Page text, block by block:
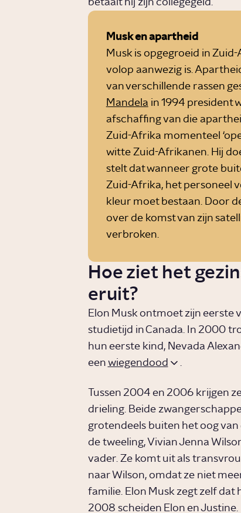
betaalt hij zijn collegegeld.
Musk en apartheid
Musk is opgegroeid in
volop aanwezig is.
van verschillende rassen
Mandela in 1994 president
afschaffing van die
Zuid-Afrika momenteel
witte Zuid-Afrikanen. Hij
stelt dat wanneer grote
Zuid-Afrika, het personeel
kleur moet bestaan. Door
over de komst van zijn
verbroken.
Hoe ziet het
eruit?
Elon Musk ontmoet zijn eerste
studietijd in Canada. In 2000
hun eerste kind, Nevada
een wiegendood
Tussen 2004 en 2006 krijgen
drieling. Beide
grotendeels buiten het oog
de tweeling, Vivian Jenna
vader. Ze komt uit als
naar Wilson, omdat ze niet
familie. Elon Musk zegt zelf dat
2008 scheiden Elon en Justine.